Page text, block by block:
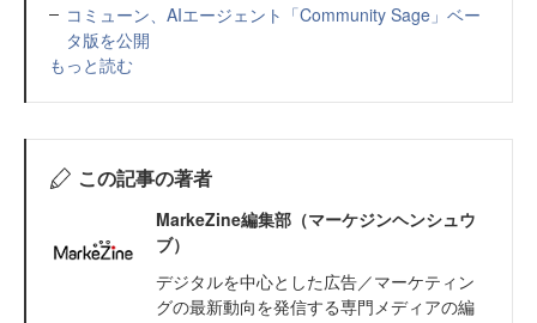
コミューン、AIエージェント「Community Sage」ベー
タ版を公開
もっと読む
この記事の著者
MarkeZine編集部（マーケジンヘンシュウ
ブ）
デジタルを中心とした広告／マーケティン
グの最新動向を発信する専門メディアの編